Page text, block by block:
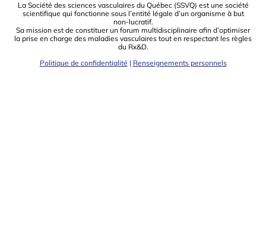
La Société des sciences vasculaires du Québec (SSVQ) est une société
scientiﬁque qui fonctionne sous l’entité légale d’un organisme à but
non-lucratif.
Sa mission est de constituer un forum multidisciplinaire aﬁn d’optimiser
la prise en charge des maladies vasculaires tout en respectant les règles
du Rx&D.
Politique de confidentialité | Renseignements personnels